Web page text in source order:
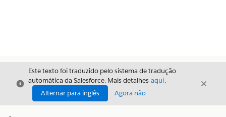
Fechar
Este texto foi traduzido pelo sistema de tradução
automática da Salesforce. Mais detalhes aqui.
Alternar para inglês
Agora não
Fechar